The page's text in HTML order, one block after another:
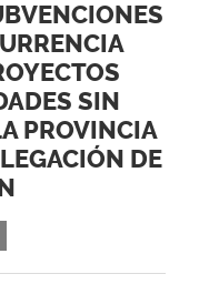
SIN
PROVINCIA
DE